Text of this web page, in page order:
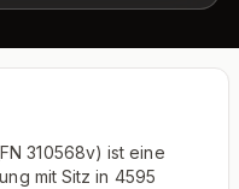
310568v) ist eine
mit Sitz in 4595